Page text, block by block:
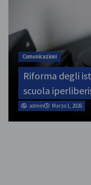
ATA
SINATAS
il 31 luglio
admin Marzo 1, 2026